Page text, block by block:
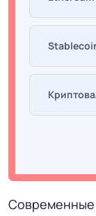
Современные